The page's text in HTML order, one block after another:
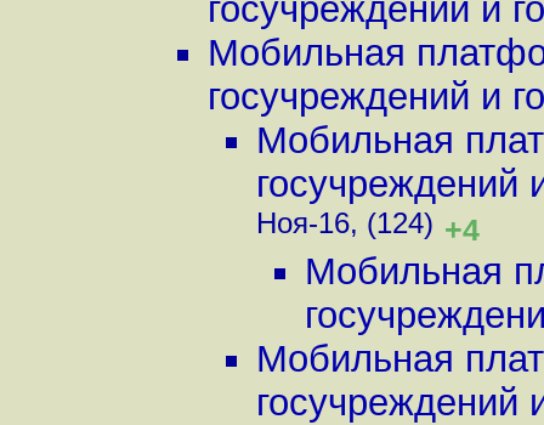
госучреждений и
Мобильная
госучреждений и
Мобильная
госучреждений
Ноя-16, (124) +4
Мобильная
Мобильная
госучреждений